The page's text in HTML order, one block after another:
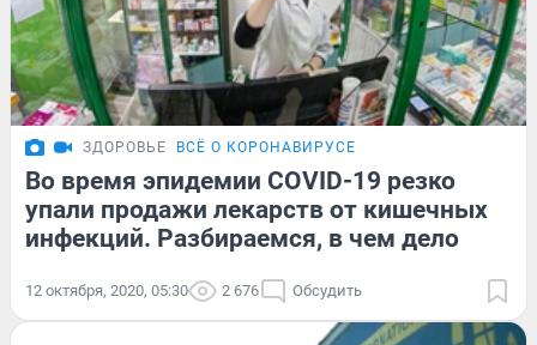
ЗДОРОВЬЕ ВСЁ О КОРОНАВИРУСЕ
Во время эпидемии COVID-19 резко
упали продажи лекарств от кишечных
инфекций. Разбираемся, в чем дело
12 октября, 2020, 05:30 2 676 Обсудить